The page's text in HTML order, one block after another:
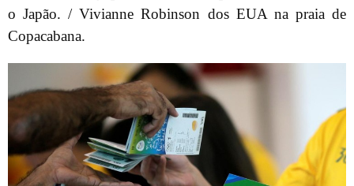
o Japão. / Vivianne Robinson dos EUA na praia de
Copacabana.